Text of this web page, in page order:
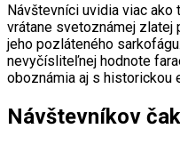
Návštevníci uvidia viac
vrátane svetoznámej zlatej
jeho pozláteného
nevyčísliteľnej hodnote
oboznámia aj s historickou
Návštevníkov